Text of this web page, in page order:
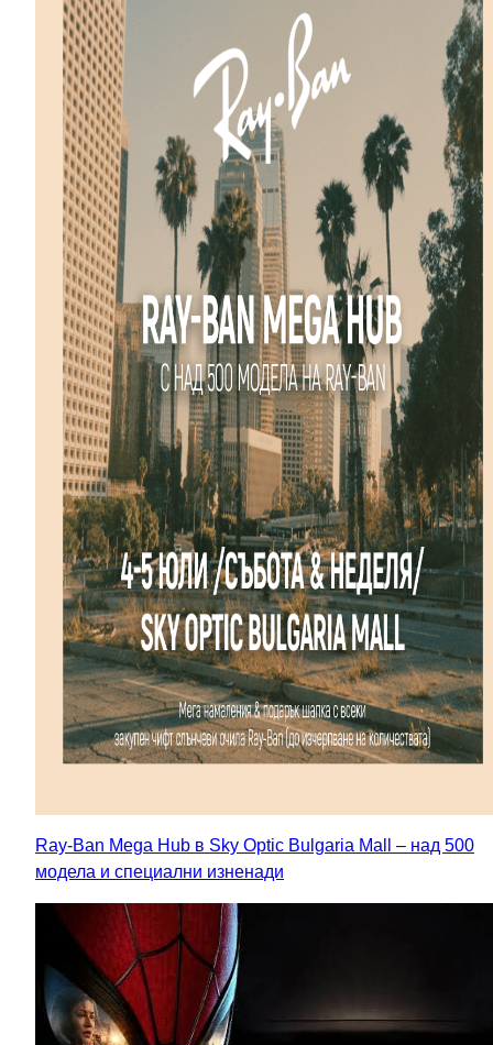
Ray-Ban Mega Hub в Sky Optic Bulgaria Mall – над 500
модела и специални изненади